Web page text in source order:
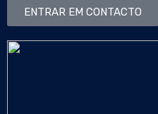
ENTRAR EM CONTACTO